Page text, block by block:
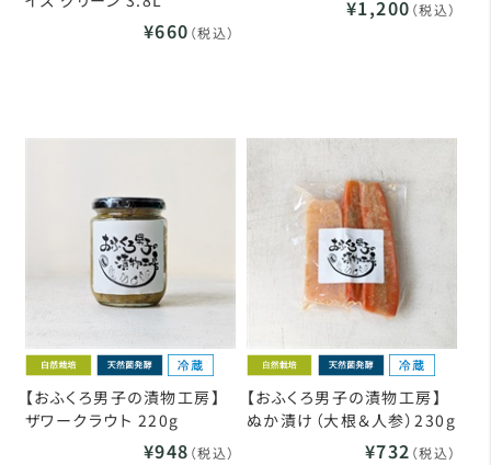
¥660 （税込）
¥1,200 （税込）
【おふくろ男子の漬物工房】
ザワークラウト 220g
¥948 （税込）
【おふくろ男子の漬物工房】
ぬか漬け（大根＆人参）230g
¥732 （税込）